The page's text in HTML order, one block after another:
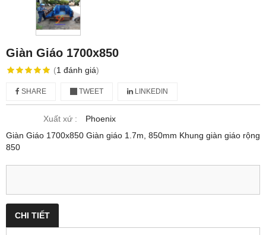
Giàn Giáo 1700x850
(1 đánh giá)
SHARE TWEET LINKEDIN
Xuất xứ :
Phoenix
Giàn Giáo 1700x850 Giàn giáo 1.7m, 850mm Khung giàn giáo rộng
850
CHI TIẾT